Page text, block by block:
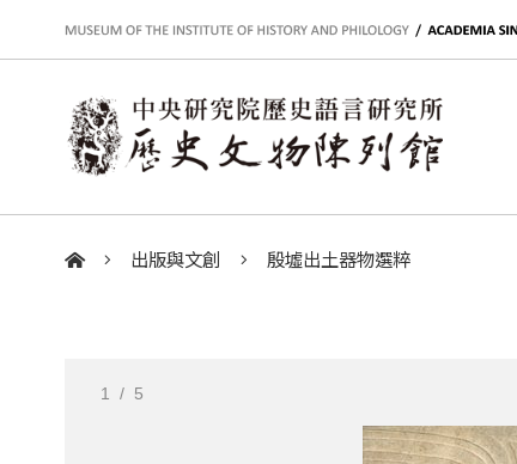
:::
出版與文創 殷墟出土器物選粹
1 / 5